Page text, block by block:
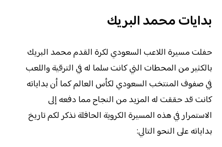
بدايات محمد البريك
حفلت مسيرة اللاعب السعودي لكرة القدم محمد البريك
بالكثير من المحطات التي كانت سلما له في الترقية واللعب
في صفوف المنتخب السعودي لكأس العالم كما أن بداياته
كانت قد حققت له المزيد من النجاح مما دفعه إلى
الاستمرار في هذه المسيرة الكروية الحافلة نذكر لكم تاريخ
بداياته على النحو التالي: